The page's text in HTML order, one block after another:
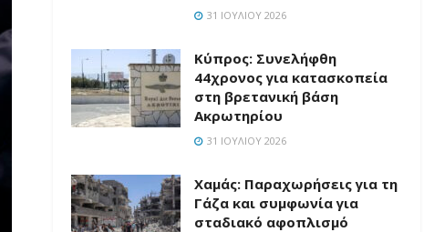
31 ΙΟΥΛΊΟΥ 2026
Κύπρος: Συνελήφθη
44χρονος για κατασκοπεία
στη βρετανική βάση
Ακρωτηρίου
31 ΙΟΥΛΊΟΥ 2026
Χαμάς: Παραχωρήσεις για τη
Γάζα και συμφωνία για
σταδιακό αφοπλισμό